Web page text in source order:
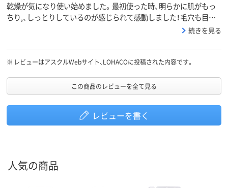
乾燥が気になり使い始めました。最初使った時、明らかに肌がもっ
ちり,、しっとりしているのが感じられて感動しました！毛穴も目立
続きを見る
※ レビューはアスクルWebサイト、LOHACOに投稿された内容です。
この商品のレビューを全て見る
レビューを書く
人気の商品